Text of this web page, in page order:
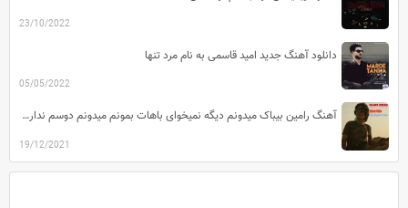
23/10/2022
دانلود آهنگ جدید امید قاسمی به نام مرد تنها
05/05/2022
آهنگ رامین بیباک میدونم دیگه نمیخوای باهات بمونم میدونم دوسم نداری دیگه قیدمو بزن
19/12/2021